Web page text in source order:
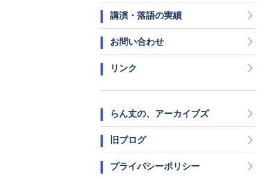
講演・落語の実績
お問い合わせ
リンク
らん丈の、アーカイブズ
旧ブログ
プライバシーポリシー